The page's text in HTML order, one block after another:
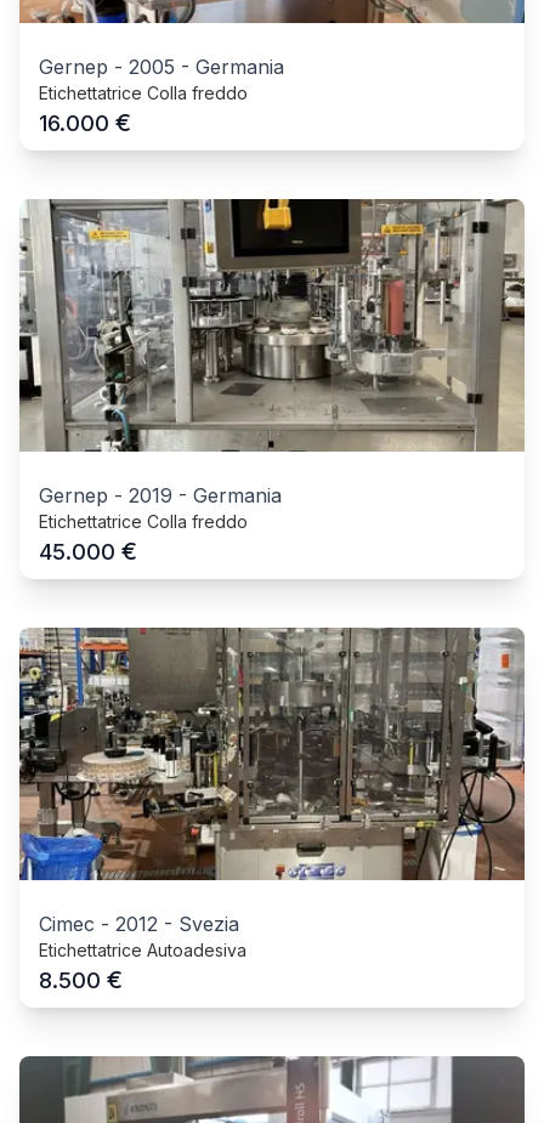
Gernep - 2005 - Germania
Etichettatrice Colla freddo
16.000 €
Gernep - 2019 - Germania
Etichettatrice Colla freddo
45.000 €
Cimec - 2012 - Svezia
Etichettatrice Autoadesiva
8.500 €